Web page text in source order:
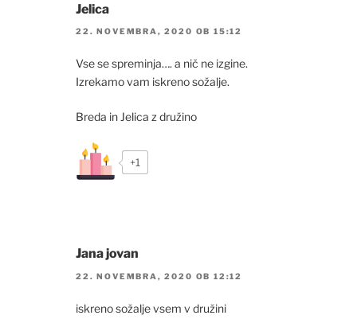
Jelica
22. NOVEMBRA, 2020 OB 15:12
Vse se spreminja…. a nič ne izgine.
Izrekamo vam iskreno sožalje.
Breda in Jelica z družino
+1
Jana jovan
22. NOVEMBRA, 2020 OB 12:12
iskreno sožalje vsem v družini